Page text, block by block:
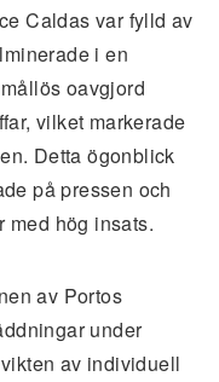
Caldas var fylld av
i en
oavgjord
vilket markerade
Detta ögonblick
på pressen och
med hög insats.
av Portos
under
av individuell